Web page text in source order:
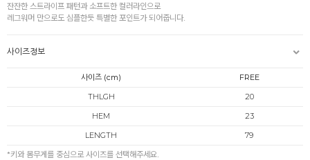
잔잔한 스트라이프 패턴과 소프트한 컬러라인으로
레그워머 만으로도 심플한듯 특별한 포인트가 되어줍니다.
사이즈정보
사이즈 (cm)
FREE
THLGH
20
HEM
23
LENGTH
79
*키와 몸무게를 중심으로 사이즈를 선택해주세요.